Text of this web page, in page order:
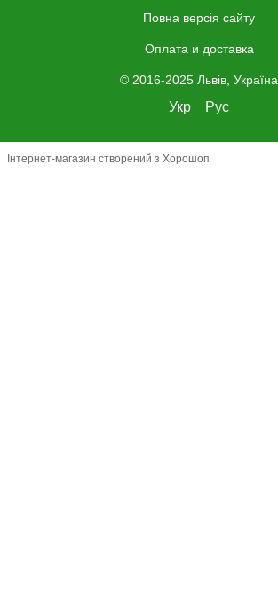
Повна версія сайту
Оплата и доставка
© 2016-2025 Львів, Україна
Укр Рус
Інтернет-магазин створений з Хорошоп